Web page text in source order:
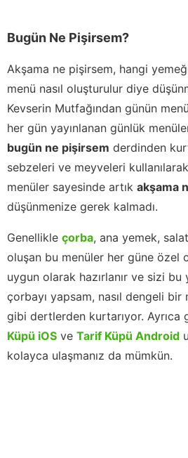
Bugün Ne Pişirsem?
Akşama ne pişirsem, hangi
menü nasıl oluşturulur diye
Kevserin Mutfağından günün
her gün yayınlanan günlük
bugün ne pişirsem derdinden
sebzeleri ve meyveleri
menüler sayesinde artık akşama
düşünmenize gerek kalmadı.
Genellikle çorba, ana yemek,
oluşan bu menüler her güne özel
uygun olarak hazırlanır ve sizi bu
çorbayı yapsam, nasıl dengeli
gibi dertlerden kurtarıyor. Ayrıca
Küpü iOS ve Tarif Küpü Android
kolayca ulaşmanız da mümkün.